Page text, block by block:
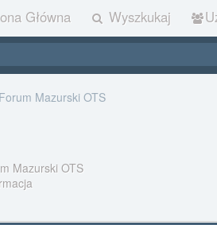
Główna Wyszkukaj
Mazurski OTS